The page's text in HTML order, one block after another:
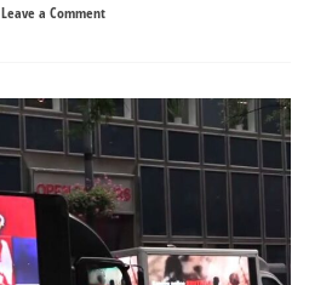
Leave a Commenton
koji
sa
Tamarom
poginuo
Njujorku